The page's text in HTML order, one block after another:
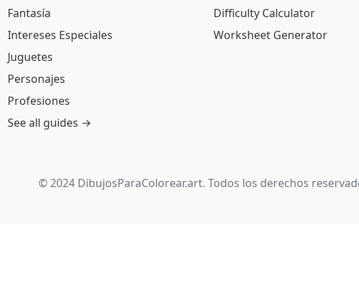
Fantasía
Intereses Especiales
Juguetes
Personajes
Profesiones
See all guides →
Difficulty Calculator
Worksheet Generator
© 2024 DibujosParaColorear.art. Todos los derechos